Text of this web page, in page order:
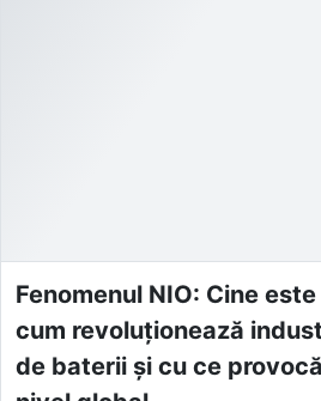
Fenomenul NIO: Cine este
cum revoluționează
de baterii și cu ce